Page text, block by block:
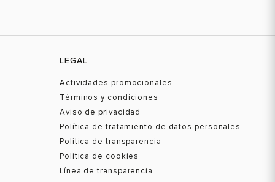
LEGAL
Actividades promocionales
Términos y condiciones
Aviso de privacidad
Política de tratamiento de datos personales
Política de transparencia
Política de cookies
Línea de transparencia